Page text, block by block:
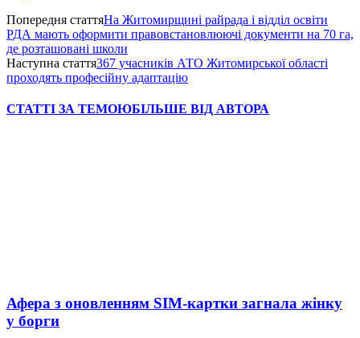
Попередня статтяНа Житомирщині райрада і відділ освіти
РДА мають оформити правовстановлюючі документи на 70 га,
де розташовані школи
Наступна стаття367 учасників АТО Житомирської області
проходять професійну адаптацію
СТАТТІ ЗА ТЕМОЮБІЛЬШЕ ВІД АВТОРА
Афера з оновленням SIM-картки загнала жінку
у борги